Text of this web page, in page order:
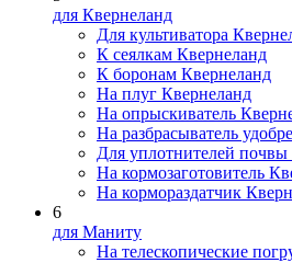
для Квернеланд
Для культиватора
К сеялкам Квернеланд
К боронам Квернеланд
На плуг Квернеланд
На опрыскиватель
На разбрасыватель
Для уплотнителей
На кормозаготовитель
На кормораздатчик
6
для Маниту
На телескопические